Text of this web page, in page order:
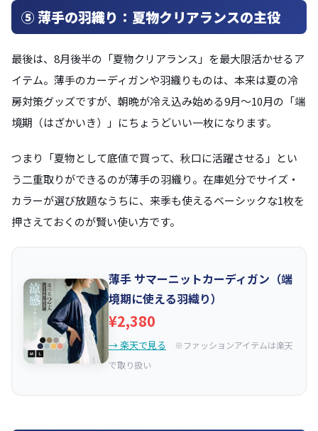
⑤ 薄手の羽織り：夏物クリアランスの主役
最後は、8月後半の「夏物クリアランス」を最大限活かせるア
イテム。薄手のカーディガンや羽織りものは、本来は夏の冷
房対策グッズですが、朝晩が冷え込み始める9月〜10月の「端
境期（はざかいき）」にちょうどいい一枚になります。
つまり「夏物として底値で買って、秋口に活躍させる」とい
う二重取りができるのが薄手の羽織り。在庫処分でサイズ・
カラーが選び放題なうちに、来季も使えるベーシックな1枚を
押さえておくのが賢い使い方です。
薄手 サマーニットカーディガン（端
境期に使える羽織り）
¥2,380
→ 楽天で見る
※ファッションアイテムは楽天
で取り扱い